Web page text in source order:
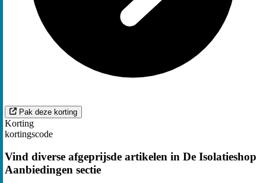
Pak deze korting
Korting
kortingscode
Vind diverse afgeprijsde artikelen in De Isolatieshop
Aanbiedingen sectie